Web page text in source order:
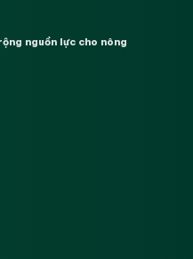
nguồn lực cho nông